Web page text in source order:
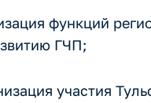
функций
ГЧП;
участия